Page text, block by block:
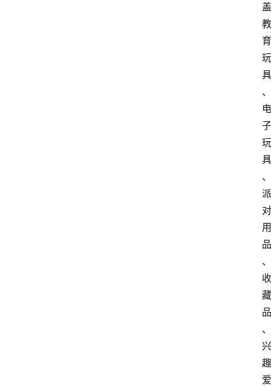
盖
教
育
玩
具
、
电
子
玩
具
、
派
对
用
品
、
收
藏
品
、
兴
趣
爱